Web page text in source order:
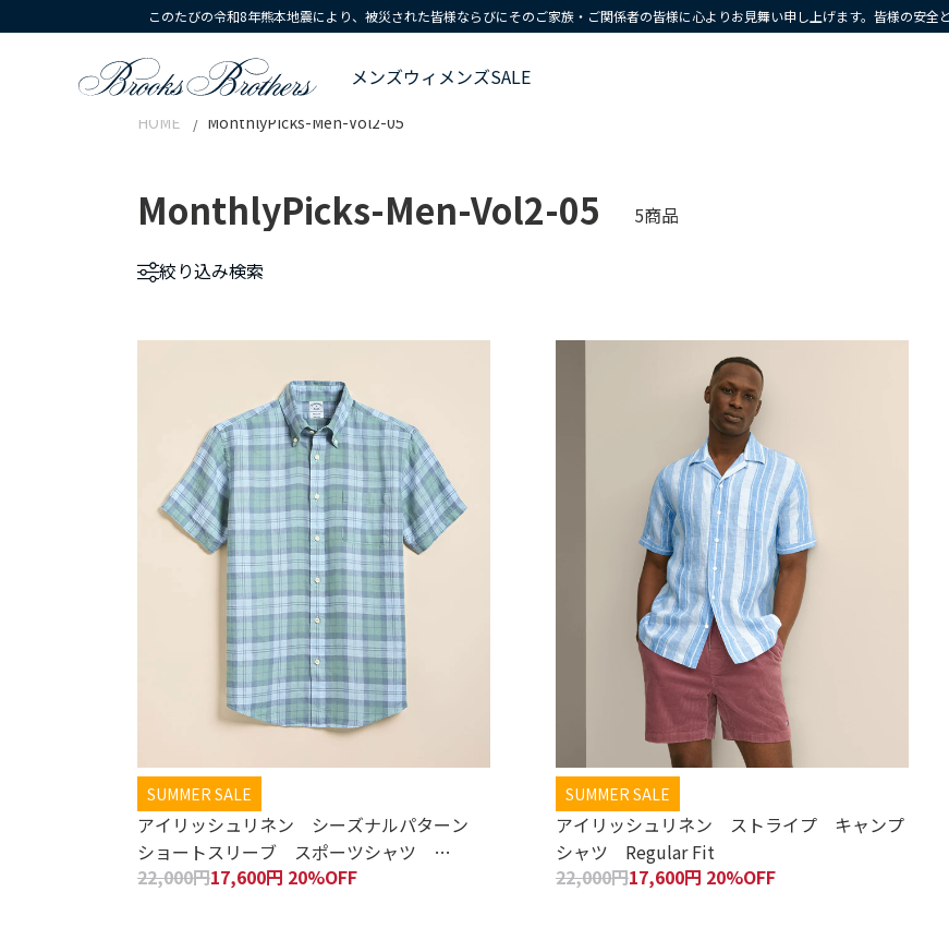
このたびの令和8年熊本地震により、被災された皆様ならびにそのご家族・ご関係者の皆様に心よりお見舞い申し上げます。皆様の安全
メンズウィメンズSALE
HOME MonthlyPicks-Men-Vol2-05
MonthlyPicks-Men-Vol2-05 5商品
絞り込み検索
SUMMER SALE
アイリッシュリネン シーズナルパターン
ショートスリーブ スポーツシャツ
Regular Fit
22,000円17,600円 20%OFF
SUMMER SALE
アイリッシュリネン ストライプ キャンプ
シャツ Regular Fit
22,000円17,600円 20%OFF